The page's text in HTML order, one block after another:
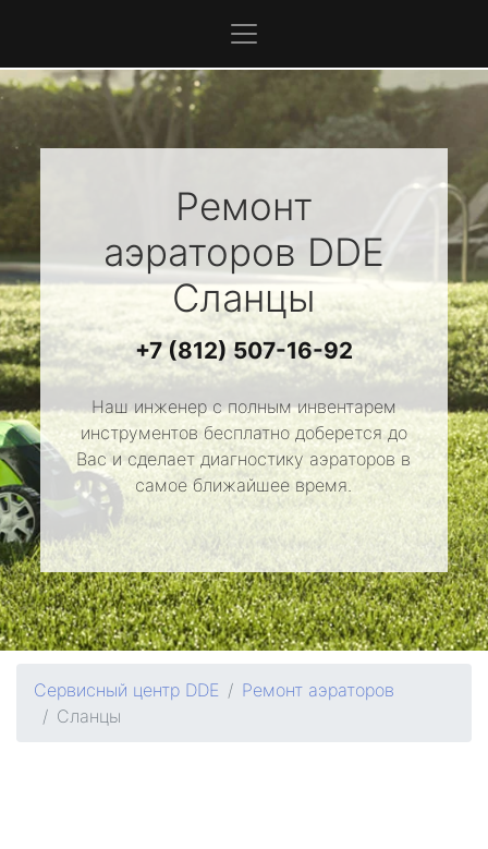
Ремонт
аэраторов DDE
Сланцы
+7 (812) 507-16-92
Наш инженер с полным инвентарем
инструментов бесплатно доберется до
Вас и сделает диагностику аэраторов в
самое ближайшее время.
Сервисный центр DDE
Ремонт аэраторов
Сланцы